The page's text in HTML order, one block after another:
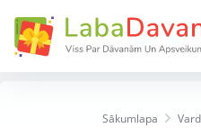
Sākumlapa